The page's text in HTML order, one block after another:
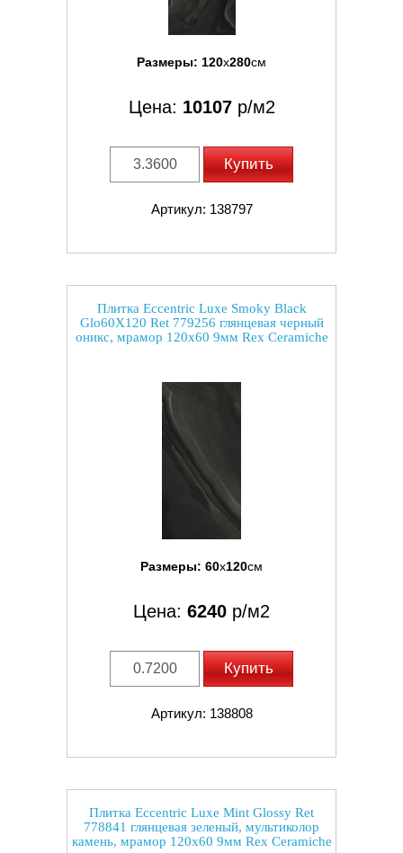
Размеры: 120x280см
Цена: 10107р/м2
Купить
Артикул: 138797
Плитка Eccentric Luxe Smoky Black
Glo60X120 Ret 779256 глянцевая черный
оникс, мрамор 120x60 9мм Rex Ceramiche
Размеры: 60x120см
Цена: 6240 р/м2
Купить
Артикул: 138808
Плитка Eccentric Luxe Mint Glossy Ret
778841 глянцевая зеленый, мультиколор
камень, мрамор 120x60 9мм Rex Ceramiche